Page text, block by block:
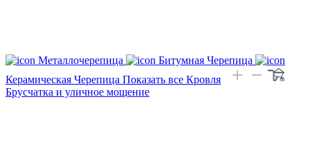
Металлочерепица
Битумная Черепица
Керамическая Черепица Показать все Кровля
Брусчатка и уличное мощение